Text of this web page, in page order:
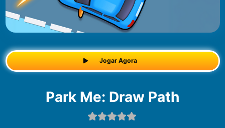
Jogar Agora
Park Me: Draw Path